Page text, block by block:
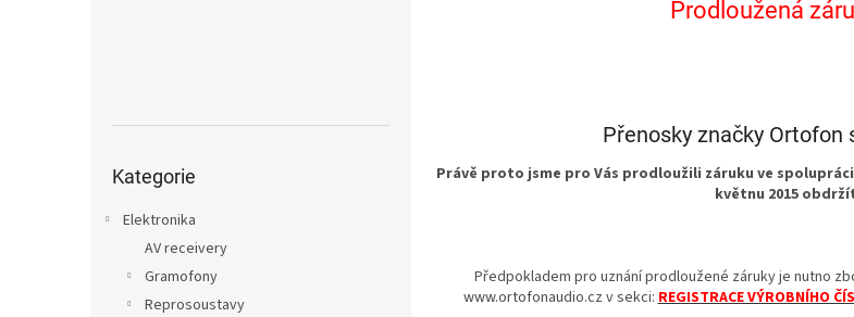
kategorie
Kategorie
Elektronika
AV receivery
Gramofony
Reprosoustavy
Prodloužená
Přenosky značky
Právě proto jsme pro Vás prodloužili záruku ve
květnu 2015
Předpokladem pro uznání prodloužené záruky je nutno
www.ortofonaudio.cz v sekci:REGISTRACE VÝROBNÍHO